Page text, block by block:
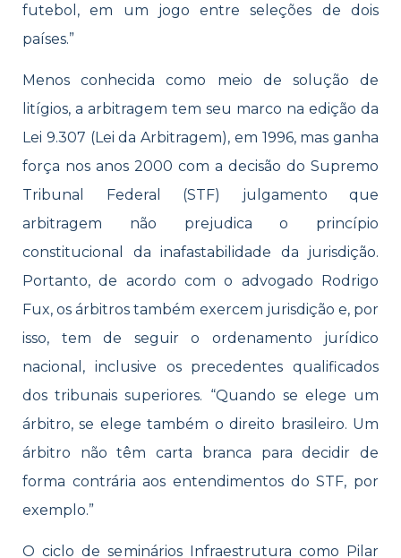
futebol, em um jogo entre seleções de dois
países.”
Menos conhecida como meio de solução de
litígios, a arbitragem tem seu marco na edição da
Lei 9.307 (Lei da Arbitragem), em 1996, mas ganha
força nos anos 2000 com a decisão do Supremo
Tribunal Federal (STF) julgamento que
arbitragem não prejudica o princípio
constitucional da inafastabilidade da jurisdição.
Portanto, de acordo com o advogado Rodrigo
Fux, os árbitros também exercem jurisdição e, por
isso, tem de seguir o ordenamento jurídico
nacional, inclusive os precedentes qualificados
dos tribunais superiores. “Quando se elege um
árbitro, se elege também o direito brasileiro. Um
árbitro não têm carta branca para decidir de
forma contrária aos entendimentos do STF, por
exemplo.”
O ciclo de seminários Infraestrutura como Pilar